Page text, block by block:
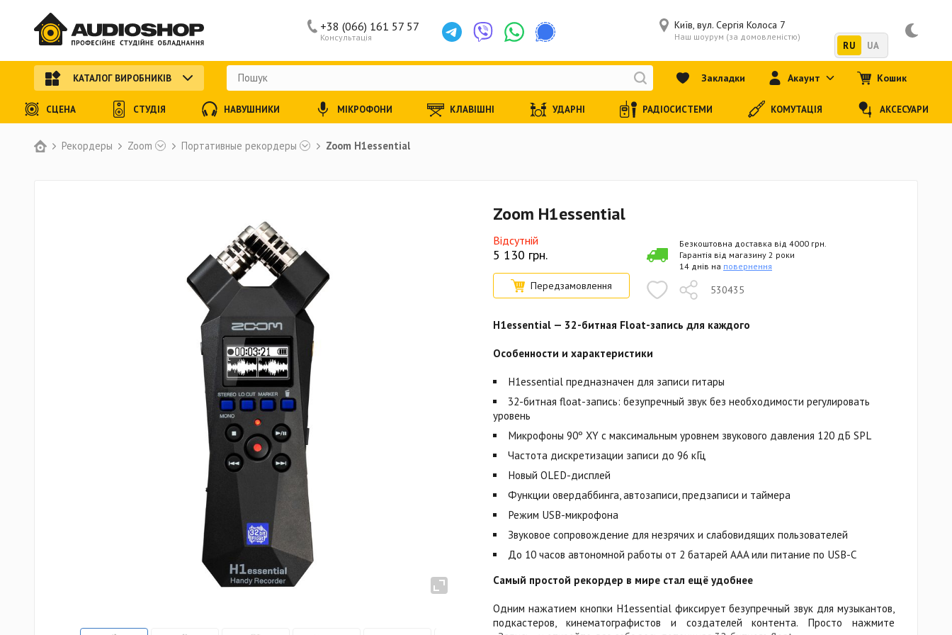
Рекордеры Zoom Портативные рекордеры Zoom H1essential
Zoom H1essential
Відсутній
5 130 грн.
Передзамовлення 530435
Безкоштовна доставка від 4000 грн.
Гарантія від магазину 2 роки
14 днів на повернення
H1essential — 32-битная Float-запись для каждого
Особенности и характеристики
H1essential предназначен для записи гитары
32-битная float-запись: безупречный звук без необходимости регулировать
уровень
Микрофоны 90º XY с максимальным уровнем звукового давления 120 дБ SPL
Частота дискретизации записи до 96 кГц
Новый OLED-дисплей
Функции овердаббинга, автозаписи, предзаписи и таймера
Режим USB-микрофона
Звуковое сопровождение для незрячих и слабовидящих пользователей
До 10 часов автономной работы от 2 батарей AAA или питание по USB-C
Самый простой рекордер в мире стал ещё удобнее
Одним нажатием кнопки H1essential фиксирует безупречный звук для музыкантов,
подкастеров, кинематографистов и создателей контента. Просто нажмите
Консультація
+38 (066) 161 57 57 Київ, вул. Сергія Колоса 7
Наш шоурум (за домовленістю)
RU UA
КАТАЛОГ ВИРОБНИКІВ Закладки Акаунт Кошик
СЦЕНА СТУДІЯ НАВУШНИКИ МІКРОФОНИ КЛАВІШНІ УДАРНІ РАДІОСИСТЕМИ КОМУТАЦІЯ АКСЕСУАРИ